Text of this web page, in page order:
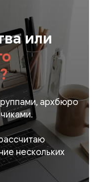
или
архбюро
нескольких